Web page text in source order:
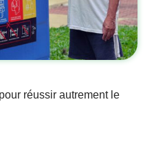
réussir autrement le